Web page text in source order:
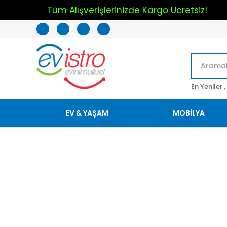
Tüm Alışverişlerinizde Kargo Ücretsiz!
%25 İndirim !
Mobilya da Mart Ayına Özel İndirimler !
En Yeniler ,
EV & YAŞAM MOBİLYA